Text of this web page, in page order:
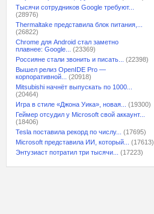
Тысячи сотрудников Google требуют...
(28976)
Thermaltake представила блок питания,...
(26822)
Chrome для Android стал заметно
плавнее: Google...
(23369)
Россияне стали звонить и писать...
(22398)
Вышел релиз OpenIDE Pro —
корпоративной...
(20918)
Mitsubishi начнёт выпускать по 1000...
(20464)
Игра в стиле «Джона Уика», новая...
(19300)
Геймер отсудил у Microsoft свой аккаунт...
(18406)
Tesla поставила рекорд по числу...
(17695)
Microsoft представила ИИ, который...
(17613)
Энтузиаст потратил три тысячи...
(17223)